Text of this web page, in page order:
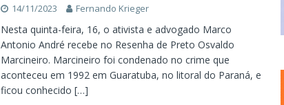
14/11/2023 Fernando Krieger
Nesta quinta-feira, 16, o ativista e advogado Marco
Antonio André recebe no Resenha de Preto Osvaldo
Marcineiro. Marcineiro foi condenado no crime que
aconteceu em 1992 em Guaratuba, no litoral do Paraná, e
ficou conhecido […]